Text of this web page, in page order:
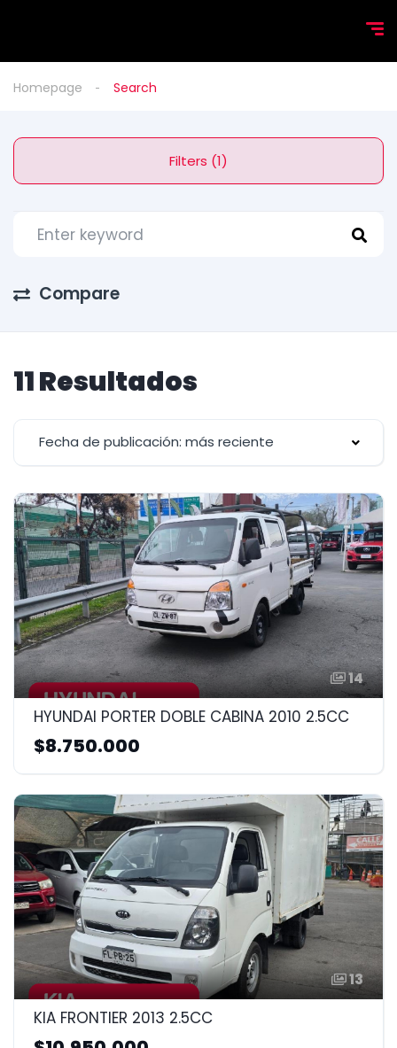
Homepage Search
Filters (1)
Compare
11 Resultados
Fecha de publicación: más reciente
14
HYUNDAI PORTER DOBLE CABINA 2010 2.5CC
$8.750.000
13
KIA FRONTIER 2013 2.5CC